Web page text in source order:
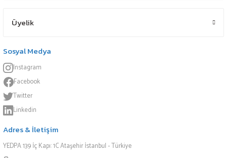
Üyelik
Sosyal Medya
Instagram
Facebook
Twitter
Linkedin
Adres & İletişim
YEDPA 139 İç Kapı: 1C Ataşehir İstanbul - Türkiye